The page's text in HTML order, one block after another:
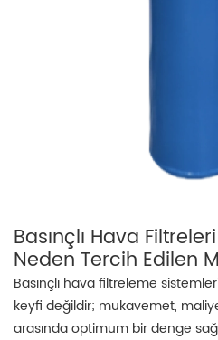
Basınçlı Hava
Neden Tercih Edilen
Basınçlı hava filtreleme
keyfi değildir; mukavemet,
arasında optimum bir denge